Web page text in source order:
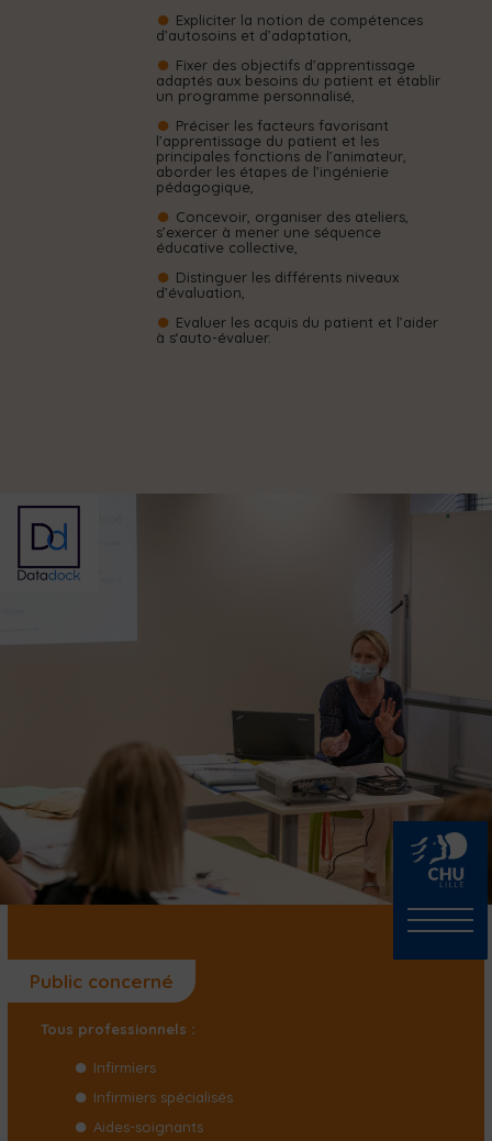
Expliciter la notion de compétences
d’autosoins et d’adaptation,
Fixer des objectifs d’apprentissage
adaptés aux besoins du patient et établir
un programme personnalisé,
Préciser les facteurs favorisant
l’apprentissage du patient et les
principales fonctions de l’animateur,
aborder les étapes de l’ingénierie
pédagogique,
Concevoir, organiser des ateliers,
s’exercer à mener une séquence
éducative collective,
Distinguer les différents niveaux
d’évaluation,
Evaluer les acquis du patient et l’aider
à s‘auto-évaluer.
Public concerné
Tous professionnels :
Infirmiers
Infirmiers spécialisés
Aides-soignants